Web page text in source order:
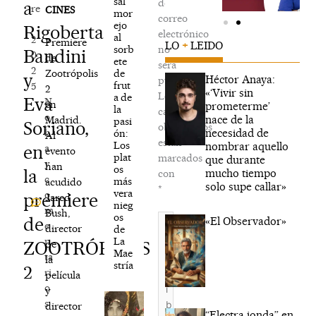
a
Rigoberta
Bandini
y
Eva
Soriano,
en
la
premiere
de
ZOOTRÓPOLIS
2
re
,
2
0
2
5
N
o
h
a
y
c
o
m
e
n
ta
ri
o
s
CINES
Premiere
de
Zootrópolis
2
en
Madrid.
Al
evento
han
acudido
Jared
Bush,
director
de
la
película
y
director
mor
ejo
al
sorb
ete
de
frut
a de
la
pasi
ón:
Los
plat
os
más
vera
nieg
os
de
La
Mae
stría
de
correo
electrónico
no
será
publicada.
Los
campos
obligatorios
están
marcados
con
*
Escribe
aquí...
LO + LEIDO
Héctor Anaya:
«‘Vivir sin
prometerme’
nace de la
necesidad de
nombrar aquello
que durante
mucho tiempo
solo supe callar»
«El Observador»